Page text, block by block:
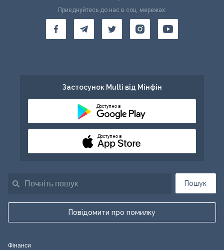
Пошук
Повідомити про помилку
Приєднуйтесь до нас в соц. мережах:
Застосунок Multi від Мінфін
Доступно в
Доступно в
Фінанси